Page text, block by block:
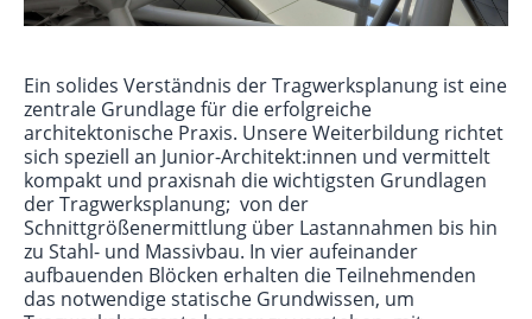
Ein solides Verständnis der Tragwerksplanung ist eine
zentrale Grundlage für die erfolgreiche
architektonische Praxis. Unsere Weiterbildung richtet
sich speziell an Junior-Architekt:innen und vermittelt
kompakt und praxisnah die wichtigsten Grundlagen
der Tragwerksplanung; von der
Schnittgrößenermittlung über Lastannahmen bis hin
zu Stahl- und Massivbau. In vier aufeinander
aufbauenden Blöcken erhalten die Teilnehmenden
das notwendige statische Grundwissen, um